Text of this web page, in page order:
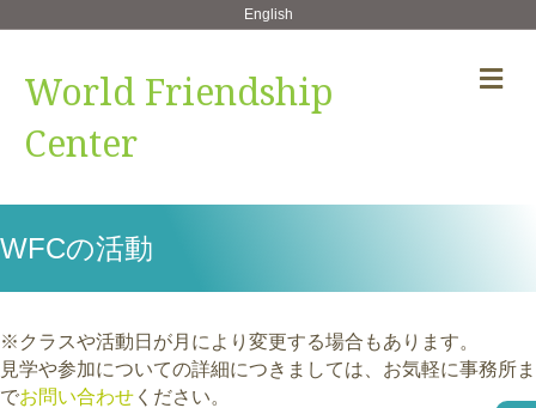
English
World Friendship
Center
メ
WFCの活動
※クラスや活動日が月により変更する場合もあります。
見学や参加についての詳細につきましては、お気軽に事務所ま
でお問い合わせ ください。